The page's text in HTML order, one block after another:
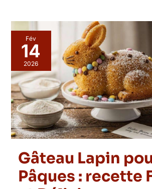
Fév
14
2026
Gâteau Lapin
Pâques : recette